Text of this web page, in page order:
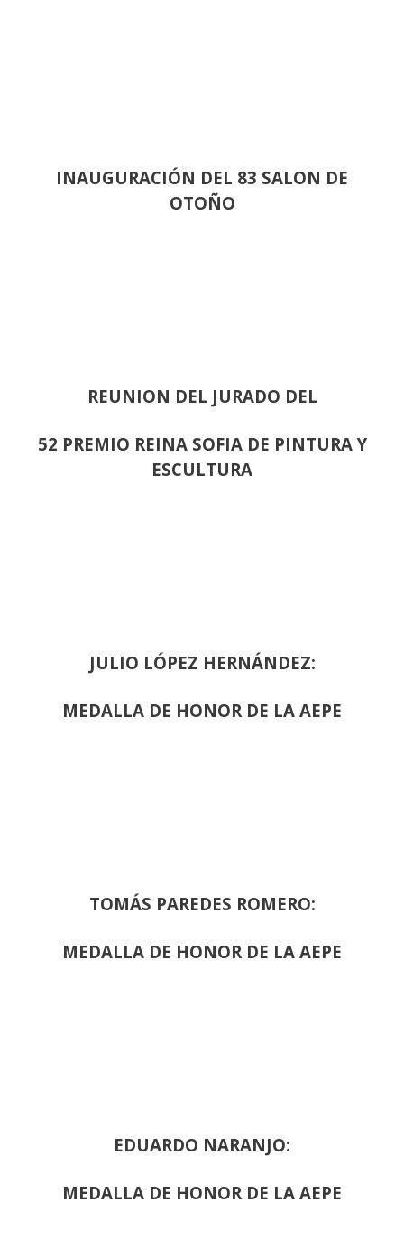
INAUGURACIÓN DEL 83 SALON DE
OTOÑO
REUNION DEL JURADO DEL
52 PREMIO REINA SOFIA DE PINTURA Y
ESCULTURA
JULIO LÓPEZ HERNÁNDEZ:
MEDALLA DE HONOR DE LA AEPE
TOMÁS PAREDES ROMERO:
MEDALLA DE HONOR DE LA AEPE
EDUARDO NARANJO:
MEDALLA DE HONOR DE LA AEPE